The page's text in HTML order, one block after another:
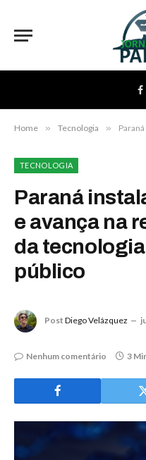
Home » Tecnologia » Paraná
TECNOLOGIA
Paraná
e avança na
da
público
Post Diego Velázquez
Nenhum comentário 3